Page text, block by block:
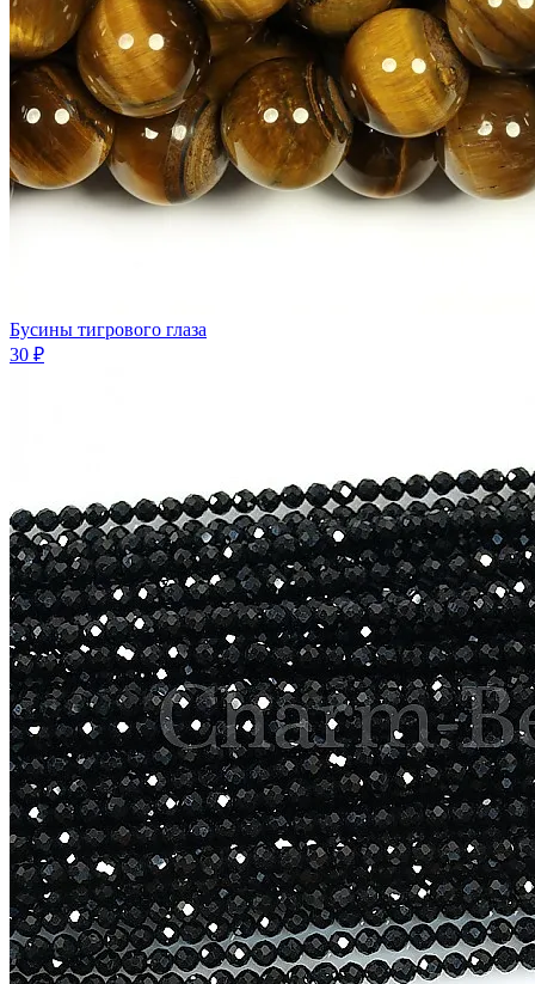
Бусины тигрового глаза
30 ₽